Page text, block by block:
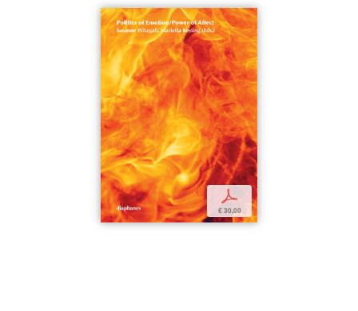
p
€ 30,00